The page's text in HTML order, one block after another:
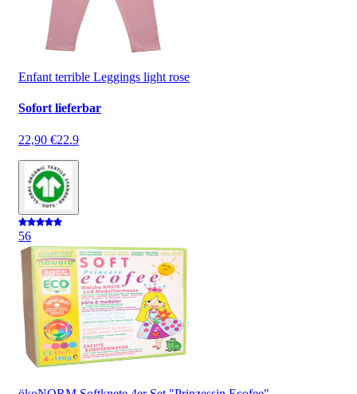
Enfant terrible Leggings light rose
Sofort lieferbar
22,90 €22.9
56